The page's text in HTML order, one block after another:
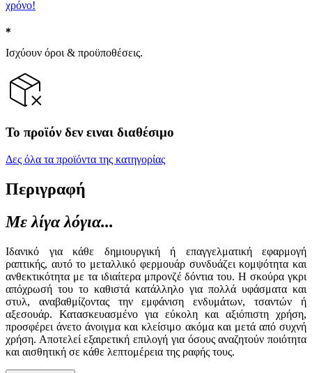
χρόνο!
Ισχύουν όροι & προϋποθέσεις.
Το προϊόν δεν ειναι διαθέσιμο
Δες όλα τα προϊόντα της κατηγορίας
Περιγραφή
Με λίγα λόγια...
Ιδανικό για κάθε δημιουργική ή επαγγελματική εφαρμογή
ραπτικής, αυτό το μεταλλικό φερμουάρ συνδυάζει κομψότητα και
ανθεκτικότητα με τα ιδιαίτερα μπρονζέ δόντια του. Η σκούρα γκρι
απόχρωσή του το καθιστά κατάλληλο για πολλά υφάσματα και
στυλ, αναβαθμίζοντας την εμφάνιση ενδυμάτων, τσαντών ή
αξεσουάρ. Κατασκευασμένο για εύκολη και αξιόπιστη χρήση,
προσφέρει άνετο άνοιγμα και κλείσιμο ακόμα και μετά από συχνή
χρήση. Αποτελεί εξαιρετική επιλογή για όσους αναζητούν ποιότητα
και αισθητική σε κάθε λεπτομέρεια της ραφής τους.